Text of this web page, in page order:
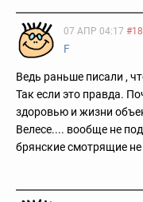
07 АПР 04:17 #18
F
Ведь раньше писали ,
Так если это правда.
здоровью и жизни
Велесе.... вообще не
брянские смотрящие не